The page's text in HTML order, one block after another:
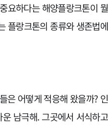
요하다는 해양플랑크톤이 뭘
플랑크톤의 종류와 생존법에
은 어떻게 적응해 왔을까? 인
남극해. 그곳에서 서식하고